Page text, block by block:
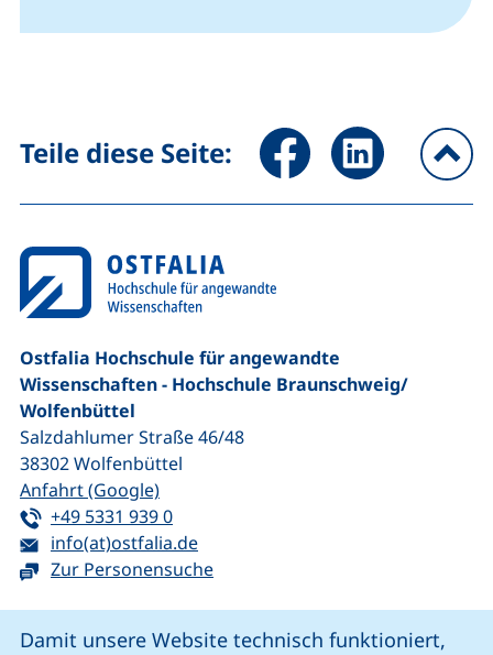
Damit unsere Website technisch funktioniert,
Teile diese Seite: Seite über Facebook teilen
Seite über
Ostfalia Hochschule für angewandte
Wissenschaften - Hochschule Braunschweig/​
Wolfenbüttel
Salzdahlumer Straße 46/48
38302Wolfenbüttel
Anfahrt (Google)(externer Link, öffnet neues Fenster)
Tel:
+49 5331 939 0(startet einen Telefonanruf, wenn Ihr
E-Mail:
info(at)ostfalia.de(öffnet Ihr E-Mail-Programm)
Zur Personensuche